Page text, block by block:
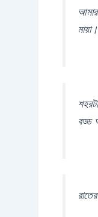
মায়া।
বড্ড